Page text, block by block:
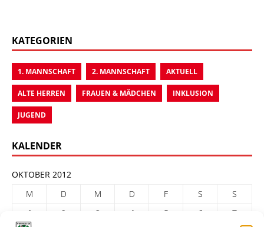
KATEGORIEN
1. MANNSCHAFT 2. MANNSCHAFT AKTUELL
ALTE HERREN FRAUEN & MÄDCHEN INKLUSION
JUGEND
KALENDER
OKTOBER 2012
M
D M D F S
S
1
2 3 4 5 6 7